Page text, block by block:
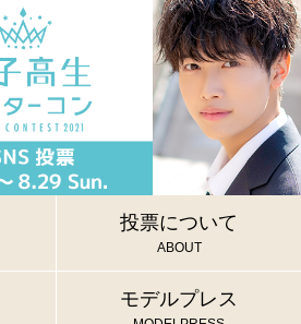
投票について
ABOUT
モデルプレス